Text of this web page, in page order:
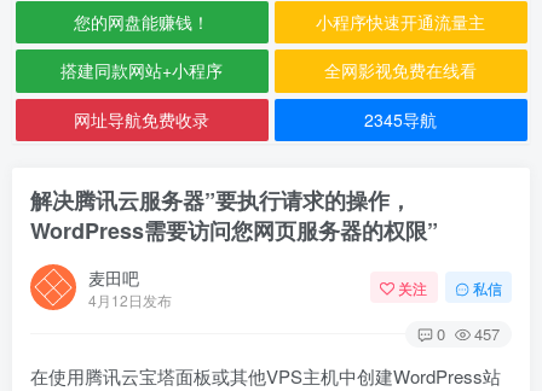
您的网盘能赚钱！ 小程序快速开通流量主
搭建同款网站+小程序 全网影视免费在线看
网址导航免费收录 2345导航
解决腾讯云服务器”要执行请求的操作，
WordPress需要访问您网页服务器的权限”
麦田吧
4月12日发布
关注 私信
0 457
在使用腾讯云宝塔面板或其他VPS主机中创建WordPress站